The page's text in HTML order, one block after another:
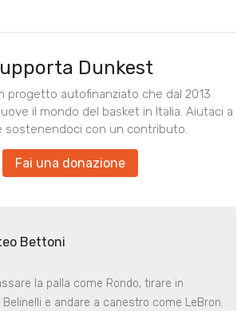
Dunkest
progetto autofinanziato che dal 2013
il mondo del basket in Italia. Aiutaci a
sostenendoci con un contributo.
Fai una donazione
Bettoni
la palla come Rondo, tirare in
e andare a canestro come LeBron.